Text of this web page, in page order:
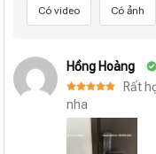
Có video Có ảnh
Hồng Hoàng
Được xếp
hạng
sao
Rất
nha